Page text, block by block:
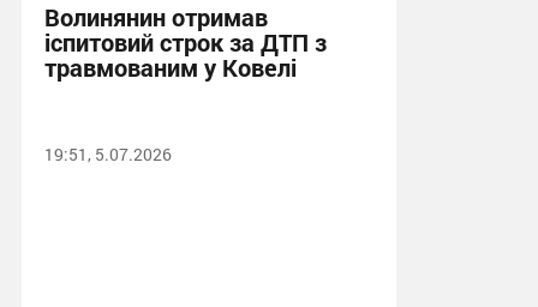
Волинянин отримав
іспитовий строк за ДТП з
травмованим у Ковелі
19:51, 5.07.2026